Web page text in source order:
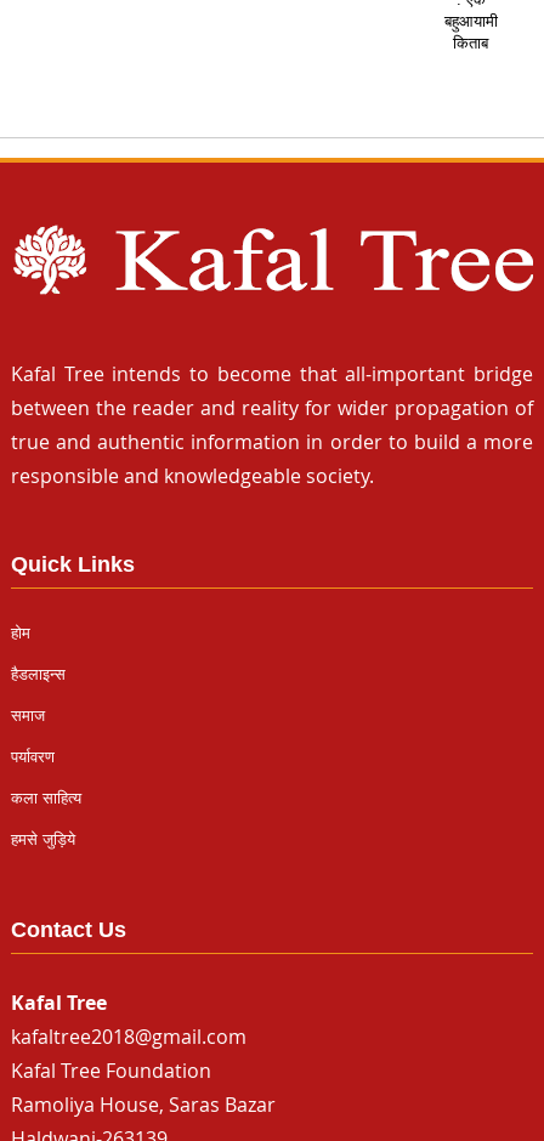
बहुआयामी
किताब
Kafal Tree intends to become that all-important bridge
between the reader and reality for wider propagation of
true and authentic information in order to build a more
responsible and knowledgeable society.
Quick Links
होम
हैडलाइन्स
समाज
पर्यावरण
कला साहित्य
हमसे जुड़िये
Contact Us
Kafal Tree
kafaltree2018@gmail.com
Kafal Tree Foundation
Ramoliya House, Saras Bazar